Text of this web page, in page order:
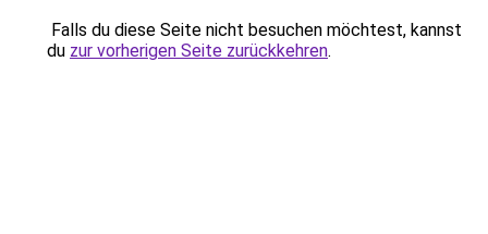
Falls du diese Seite nicht besuchen möchtest, kannst
du zur vorherigen Seite zurückkehren.